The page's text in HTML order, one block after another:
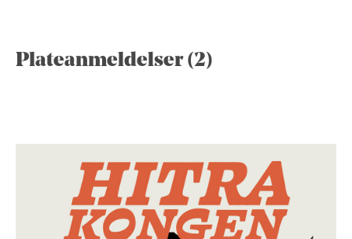
Plateanmeldelser (2)